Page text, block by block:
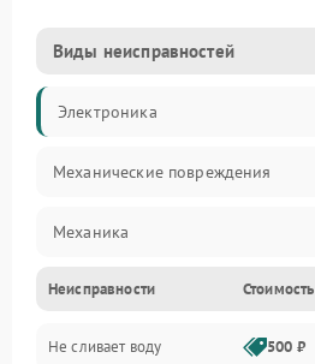
Виды неисправностей
Электроника
Механические повреждения
Механика
Управление
Электропитание
Неисправности Стоимость
Не сливает воду 500 ₽